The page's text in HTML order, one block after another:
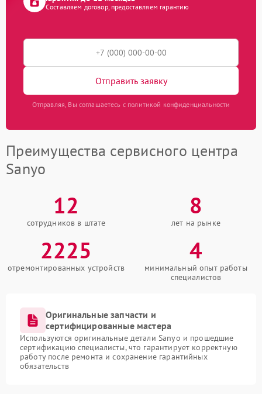
Составляем договор, предоставляем гарантию
Отправить заявку
Отправляя, Вы соглашаетесь с политикой конфиденциальности
Преимущества сервисного центра
Sanyo
12
сотрудников в штате
8
лет на рынке
2225
отремонтированных устройств
4
минимальный опыт работы
специалистов
Оригинальные запчасти и
сертифицированные мастера
Используются оригинальные детали Sanyo и прошедшие
сертификацию специалисты, что гарантирует корректную
работу после ремонта и сохранение гарантийных
обязательств